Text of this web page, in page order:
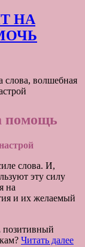
НА
помощь
слова. И,
эту силу
на
и их желаемый
позитивный
Читать далее